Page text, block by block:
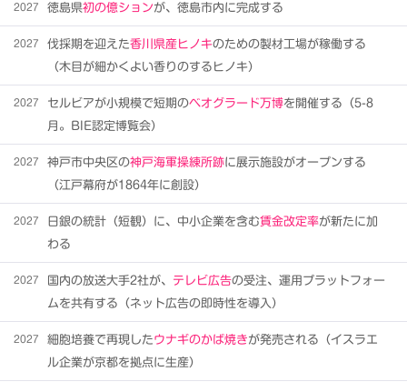
2027 徳島県初の億ションが、徳島市内に完成する
2027 伐採期を迎えた香川県産ヒノキのための製材工場が稼働する
（木目が細かくよい香りのするヒノキ）
2027 セルビアが小規模で短期のベオグラード万博を開催する（5-8
月。BIE認定博覧会）
2027 神戸市中央区の神戸海軍操練所跡に展示施設がオープンする
（江戸幕府が1864年に創設）
2027 日銀の統計（短観）に、中小企業を含む賃金改定率が新たに加
わる
2027 国内の放送大手2社が、 テレビ広告の受注、運用プラットフォー
ムを共有する（ネット広告の即時性を導入）
2027 細胞培養で再現したウナギのかば焼きが発売される（イスラエ
ル企業が京都を拠点に生産）